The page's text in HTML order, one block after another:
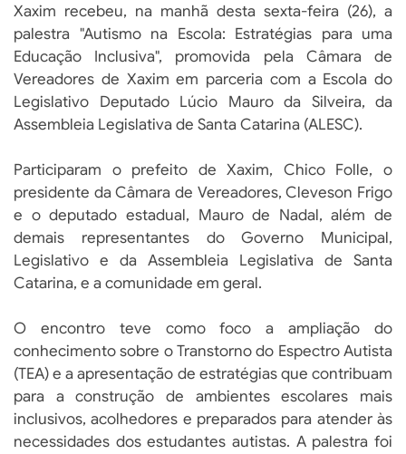
Xaxim recebeu, na manhã desta sexta-feira (26), a
palestra "Autismo na Escola: Estratégias para uma
Educação Inclusiva", promovida pela Câmara de
Vereadores de Xaxim em parceria com a Escola do
Legislativo Deputado Lúcio Mauro da Silveira, da
Assembleia Legislativa de Santa Catarina (ALESC).
Participaram o prefeito de Xaxim, Chico Folle, o
presidente da Câmara de Vereadores, Cleveson Frigo
e o deputado estadual, Mauro de Nadal, além de
demais representantes do Governo Municipal,
Legislativo e da Assembleia Legislativa de Santa
Catarina, e a comunidade em geral.
O encontro teve como foco a ampliação do
conhecimento sobre o Transtorno do Espectro Autista
(TEA) e a apresentação de estratégias que contribuam
para a construção de ambientes escolares mais
inclusivos, acolhedores e preparados para atender às
necessidades dos estudantes autistas. A palestra foi